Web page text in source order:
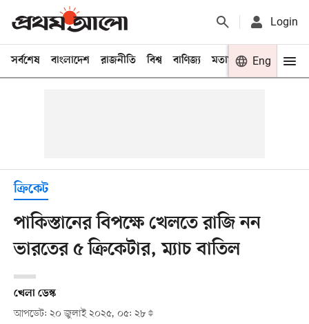
Login
সর্বশেষ বাংলাদেশ রাজনীতি বিশ্ব বাণিজ্য মতামত খেলা
Eng
ক্রিকেট
পাকিস্তানের বিপক্ষে খেলতে রাজি নন
ভারতের ৫ ক্রিকেটার, ম্যাচ বাতিল
খেলা ডেস্ক
আপডেট: ২০ জুলাই ২০২৫, ০৫: ২৮